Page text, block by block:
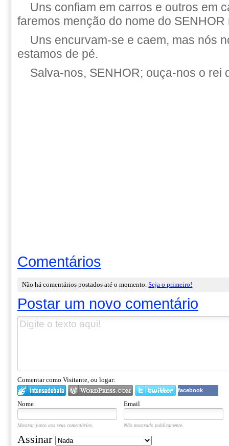
Uns confiam em carros e outros em
faremos menção do nome do
Uns encurvam-se e caem, mas nós
estamos de pé.
Salva-nos, SENHOR; ouça-nos o rei
Comentários
Não há comentários postados até o momento.Seja o primeiro!
Postar um novo comentário
Comentar como Visitante, ou logar:
facebook
Nome Email
Mostrar junto aos seus comentários. Não mostrado publicamente.
Assinar